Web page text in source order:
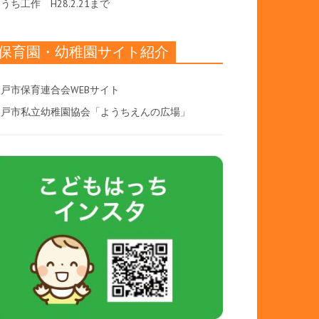
ち工作 H28.2.21まで
育園・幼稚園サイト紹介
市保育連合会WEBサイト
市私立幼稚園協会「ようちえんの広場」